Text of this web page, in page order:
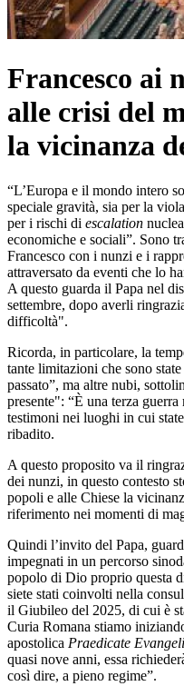
Francesco ai
alle crisi del
la vicinanza
“L’Europa e il mondo intero
speciale gravità, sia per la
per i rischi di escalation
economiche e sociali”. Sono
Francesco con i nunzi e i
attraversato da eventi che lo
A questo guarda il Papa nel
settembre, dopo averli
difficoltà".
Ricorda, in particolare, la
tante limitazioni che sono
passato”, ma altre nubi,
presente": “È una terza
testimoni nei luoghi in cui
ribadito.
A questo proposito va il
dei nunzi, in questo contesto
popoli e alle Chiese la
riferimento nei momenti di
Quindi l’invito del Papa,
impegnati in un percorso
popolo di Dio proprio questa
siete stati coinvolti nella
il Giubileo del 2025, di cui è
Curia Romana stiamo
apostolica Praedicate
quasi nove anni, essa
così dire, a pieno regime”.